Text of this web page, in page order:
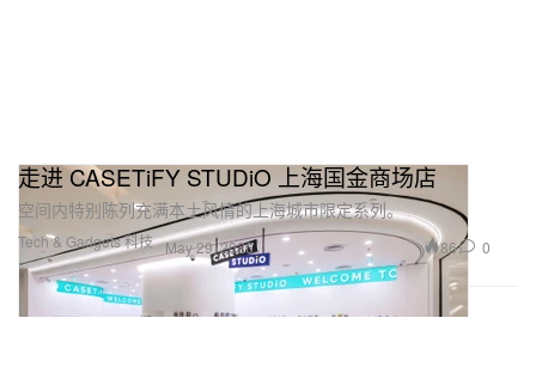
Tech & Gadgets 科技
走进 CASETiFY STUDiO 上海国金商场店
空间内特别陈列充满本土风情的上海城市限定系列。
May 29, 2026 86 0